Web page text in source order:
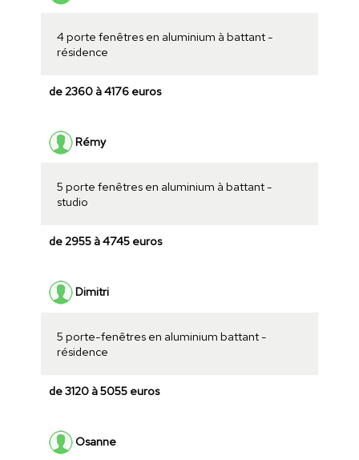
4 porte fenêtres en aluminium à battant -
résidence
de 2360 à 4176 euros
Rémy
5 porte fenêtres en aluminium à battant -
studio
de 2955 à 4745 euros
Dimitri
5 porte-fenêtres en aluminium battant -
résidence
de 3120 à 5055 euros
Osanne